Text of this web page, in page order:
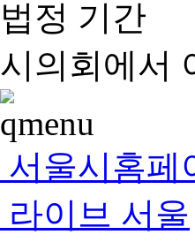
법정 기간
시의회에서
서울시홈페
라이브 서울